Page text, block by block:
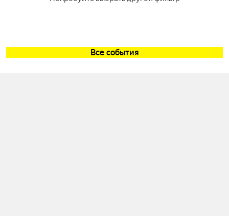
Все события